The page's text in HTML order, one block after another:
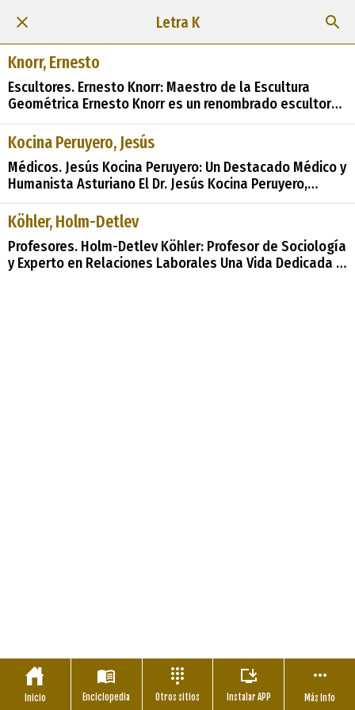
Letra K
Knorr, Ernesto
Escultores. Ernesto Knorr: Maestro de la Escultura
Geométrica Ernesto Knorr es un renombrado escultor
nacido en Vitoria, País Vasco, en 1957, y desde 1982 ha
dejado su marca en el mundo artístico de Asturias. Su
obra se caracteriza por un enfoque constructivista y
geométrico, donde la esenci
Kocina Peruyero, Jesús
Médicos. Jesús Kocina Peruyero: Un Destacado Médico y
Humanista Asturiano El Dr. Jesús Kocina Peruyero,
especializado en gastroenterología y medicina
psicosomática, nació en 1920 en Tresali, una aldea en
el concejo asturiano de Nava. Su legado en la medicina
y su compromiso con
Köhler, Holm-Detlev
Profesores. Holm-Detlev Köhler: Profesor de Sociología
y Experto en Relaciones Laborales Una Vida Dedicada a
Inicio Enciclopedia Otros sitios Instalar APP Más Info